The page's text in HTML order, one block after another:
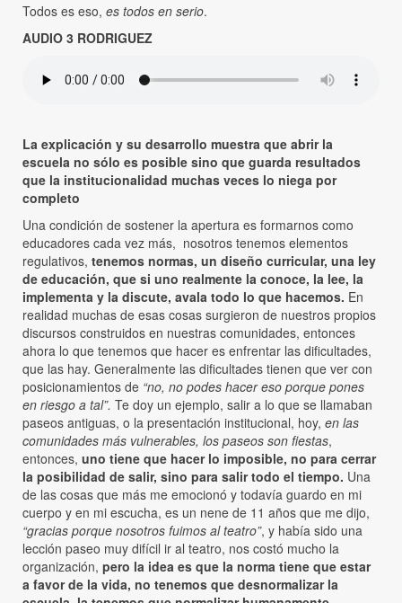
Todos es eso, es todos en serio.
AUDIO 3 RODRIGUEZ
La explicación y su desarrollo muestra que abrir la
escuela no sólo es posible sino que guarda resultados
que la institucionalidad muchas veces lo niega por
completo
Una condición de sostener la apertura es formarnos como
educadores cada vez más, nosotros tenemos elementos
regulativos, tenemos normas, un diseño curricular, una ley
de educación, que si uno realmente la conoce, la lee, la
implementa y la discute, avala todo lo que hacemos. En
realidad muchas de esas cosas surgieron de nuestros propios
discursos construidos en nuestras comunidades, entonces
ahora lo que tenemos que hacer es enfrentar las dificultades,
que las hay. Generalmente las dificultades tienen que ver con
posicionamientos de “no, no podes hacer eso porque pones
en riesgo a tal”. Te doy un ejemplo, salir a lo que se llamaban
paseos antiguas, o la presentación institucional, hoy, en las
comunidades más vulnerables, los paseos son fiestas,
entonces, uno tiene que hacer lo imposible, no para cerrar
la posibilidad de salir, sino para salir todo el tiempo. Una
de las cosas que más me emocionó y todavía guardo en mi
cuerpo y en mi escucha, es un nene de 11 años que me dijo,
“gracias porque nosotros fuimos al teatro”, y había sido una
lección paseo muy difícil ir al teatro, nos costó mucho la
organización, pero la idea es que la norma tiene que estar
a favor de la vida, no tenemos que desnormalizar la